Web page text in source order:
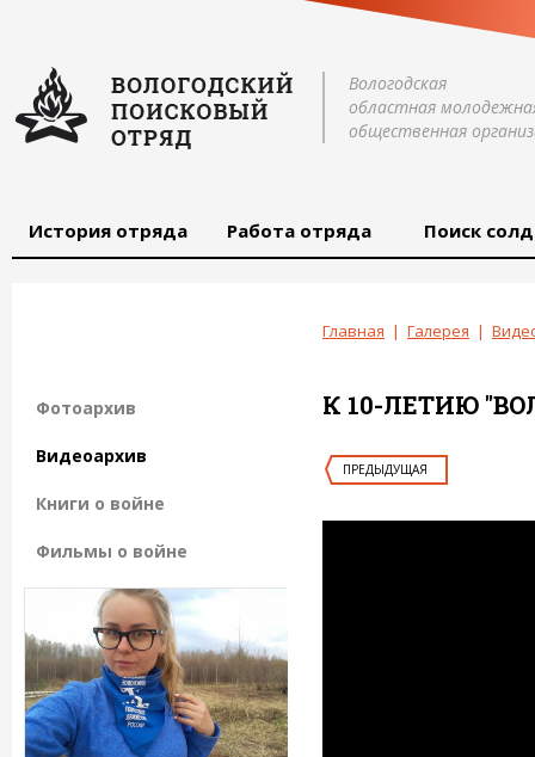
Вологодская
областная
общественная
История отряда Работа отряда Поиск
Главная | Галерея |
К 10-ЛЕТИЮ
ПРЕДЫДУЩАЯ
Фотоархив
Видеоархив
Книги о войне
Фильмы о войне